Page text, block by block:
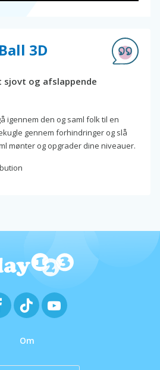
3D
sjovt og afslappende
igennem den og saml folk til en
gennem forhindringer og slå
mønter og opgrader dine niveauer.
Om